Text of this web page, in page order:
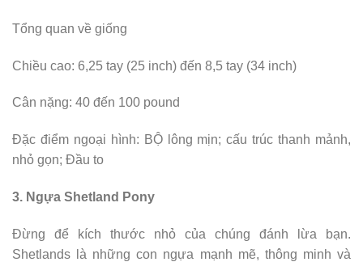
Tổng quan về giống
Chiều cao: 6,25 tay (25 inch) đến 8,5 tay (34 inch)
Cân nặng: 40 đến 100 pound
Đặc điểm ngoại hình: BỘ lông mịn; cấu trúc thanh mảnh,
nhỏ gọn; Đầu to
3. Ngựa Shetland Pony
Đừng để kích thước nhỏ của chúng đánh lừa bạn.
Shetlands là những con ngựa mạnh mẽ, thông minh và